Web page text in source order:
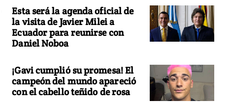
Esta será la agenda oficial de
la visita de Javier Milei a
Ecuador para reunirse con
Daniel Noboa
¡Gavi cumplió su promesa! El
campeón del mundo apareció
con el cabello teñido de rosa